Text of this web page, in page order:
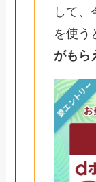
して、
を使う
がもら